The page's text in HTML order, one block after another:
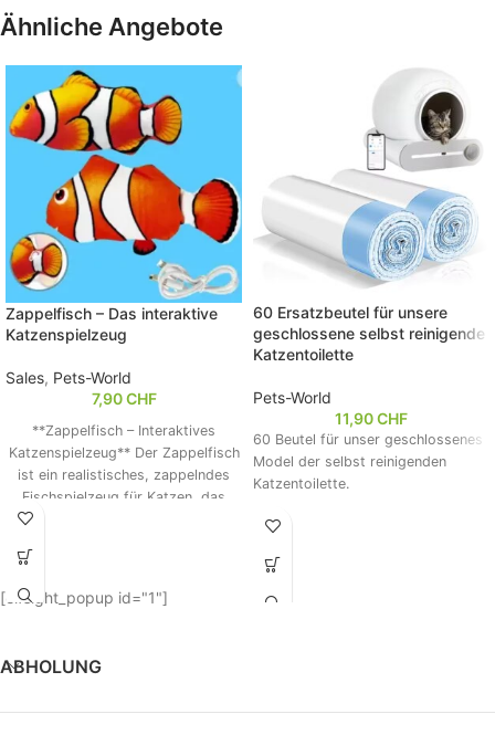
Ähnliche Angebote
Zappelfisch – Das interaktive
Katzenspielzeug
Sales, Pets-World
7,90CHF
**Zappelfisch – Interaktives
Katzenspielzeug** Der Zappelfisch
ist ein realistisches, zappelndes
Fischspielzeug für Katzen, das
über einen Bewegungssensor
waschbarem Plüsch gefertigt,
sorgt er für langen Spielspass. Der
Fisch ist wiederaufladbar (USB)
Katzenminze gefüllt werden kann,
begeistern. Perfekt zur Förderung
60 Ersatzbeutel für unsere
geschlossene selbst reinigende
Katzentoilette
Pets-World
11,90CHF
60 Beutel für unser geschlossenes
Model der selbst reinigenden
Katzentoilette.
[elfsight_popup id="1"]
ABHOLUNG